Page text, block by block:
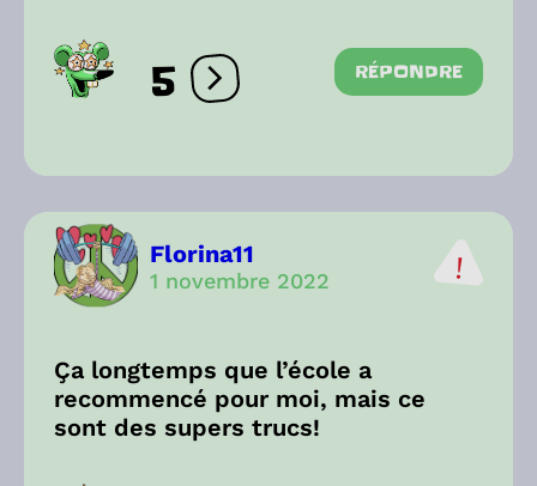
5 Ouvrir les réactions
RÉPONDRE
Florina11
1 novembre 2022
Ça longtemps que l’école a
recommencé pour moi, mais ce
sont des supers trucs!